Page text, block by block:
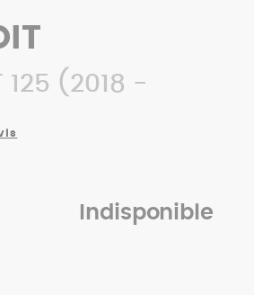
125 (2018 -
Indisponible